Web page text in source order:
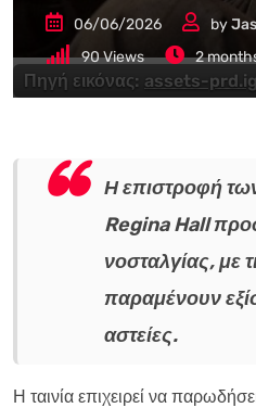
Πηγή εικόνας: assets-
06/06/2026 by
90Views 2
Η επιστροφή
Regina Hall
νοσταλγίας, με
παραμένουν
αστείες.
Η ταινία επιχειρεί να